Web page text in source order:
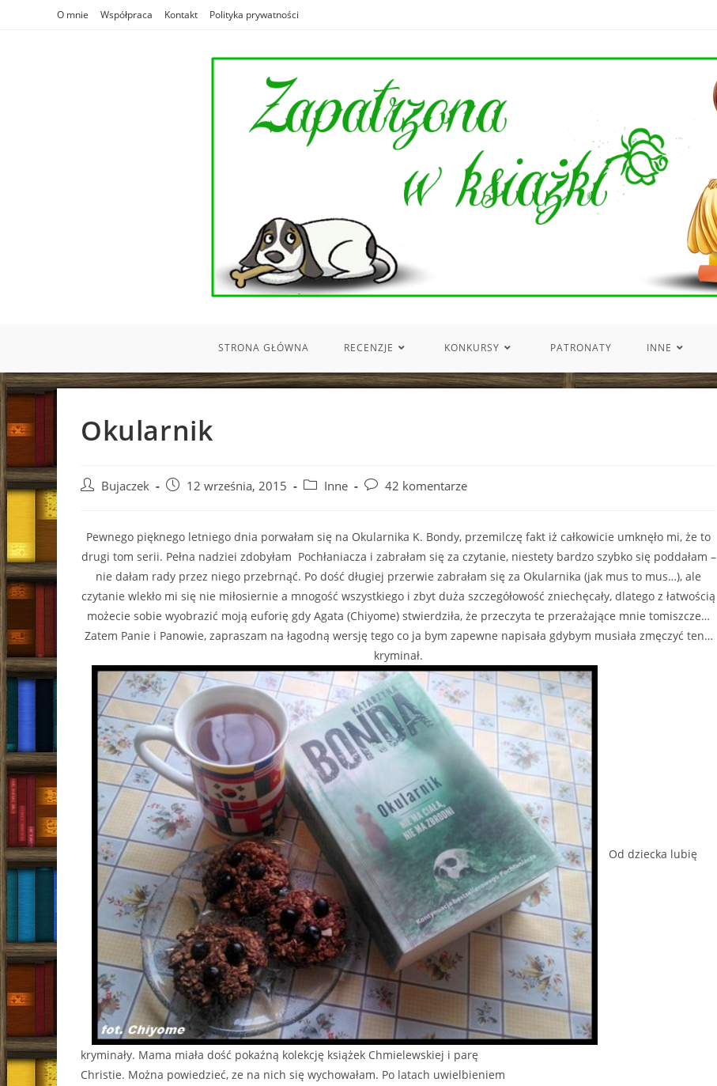
O mnie Współpraca Kontakt Polityka prywatności
STRONA GŁÓWNA RECENZJE KONKURSY PATRONATY INNE
Okularnik
Post Bujaczek
Post 12 września, 2015
Post Inne
Post42 komentarze
Pewnego pięknego letniego dnia porwałam się na Okularnika K. Bondy, przemilczę fakt iż całkowicie umknęło mi, że to
drugi tom serii. Pełna nadziei zdobyłam Pochłaniacza i zabrałam się za czytanie, niestety bardzo szybko się poddałam –
nie dałam rady przez niego przebrnąć. Po dość długiej przerwie zabrałam się za Okularnika (jak mus to mus…), ale
czytanie wlekło mi się nie miłosiernie a mnogość wszystkiego i zbyt duża szczegółowość zniechęcały, dlatego z łatwością
możecie sobie wyobrazić moją euforię gdy Agata (Chiyome) stwierdziła, że przeczyta te przerażające mnie tomiszcze…
Zatem Panie i Panowie, zapraszam na łagodną wersję tego co ja bym zapewne napisała gdybym musiała zmęczyć ten…
kryminał.
Od dziecka lubię
kryminały. Mama miała dość pokaźną kolekcję książek Chmielewskiej i parę
Christie. Można powiedzieć, ze na nich się wychowałam. Po latach uwielbieniem